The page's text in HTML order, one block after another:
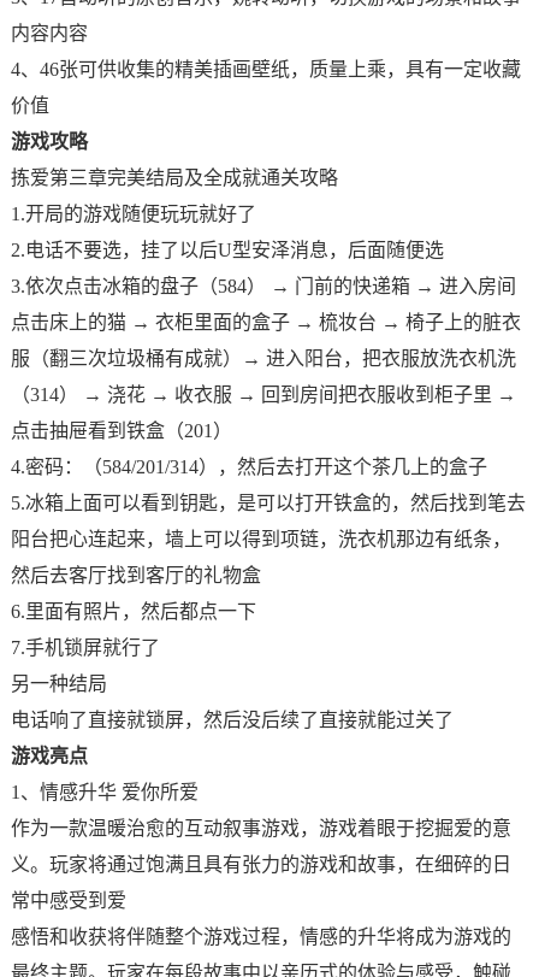
内容内容
4、46张可供收集的精美插画壁纸，质量上乘，具有一定收藏
价值
游戏攻略
拣爱第三章完美结局及全成就通关攻略
1.开局的游戏随便玩玩就好了
2.电话不要选，挂了以后U型安泽消息，后面随便选
3.依次点击冰箱的盘子（584） → 门前的快递箱 → 进入房间
点击床上的猫 → 衣柜里面的盒子 → 梳妆台 → 椅子上的脏衣
服（翻三次垃圾桶有成就）→ 进入阳台，把衣服放洗衣机洗
（314） → 浇花 → 收衣服 → 回到房间把衣服收到柜子里 →
点击抽屉看到铁盒（201）
4.密码：（584/201/314），然后去打开这个茶几上的盒子
5.冰箱上面可以看到钥匙，是可以打开铁盒的，然后找到笔去
阳台把心连起来，墙上可以得到项链，洗衣机那边有纸条，
然后去客厅找到客厅的礼物盒
6.里面有照片，然后都点一下
7.手机锁屏就行了
另一种结局
电话响了直接就锁屏，然后没后续了直接就能过关了
游戏亮点
1、情感升华 爱你所爱
作为一款温暖治愈的互动叙事游戏，游戏着眼于挖掘爱的意
义。玩家将通过饱满且具有张力的游戏和故事，在细碎的日
常中感受到爱
感悟和收获将伴随整个游戏过程，情感的升华将成为游戏的
最终主题。玩家在每段故事中以亲历式的体验与感受，触碰